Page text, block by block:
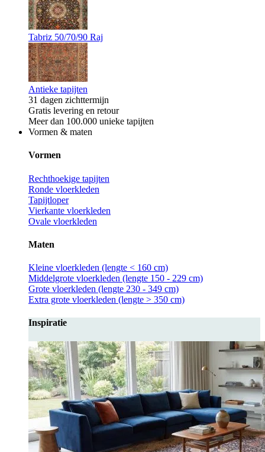
Tabriz 50/70/90 Raj
Antieke tapijten
31 dagen zichttermijn
Gratis levering en retour
Meer dan 100.000 unieke tapijten
Vormen & maten
Vormen
Rechthoekige tapijten
Ronde vloerkleden
Tapijtloper
Vierkante vloerkleden
Ovale vloerkleden
Maten
Kleine vloerkleden (lengte < 160 cm)
Middelgrote vloerkleden (lengte 150 - 229 cm)
Grote vloerkleden (lengte 230 - 349 cm)
Extra grote vloerkleden (lengte > 350 cm)
Inspiratie